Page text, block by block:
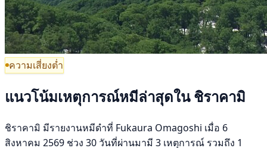
ความเสี่ยงต่ำ
แนวโน้มเหตุการณ์หมีล่าสุดใน ชิราคามิ
ชิราคามิ มีรายงานหมีดำที่ Fukaura Omagoshi เมื่อ 6
สิงหาคม 2569 ช่วง 30 วันที่ผ่านมามี 3 เหตุการณ์ รวมถึง 1